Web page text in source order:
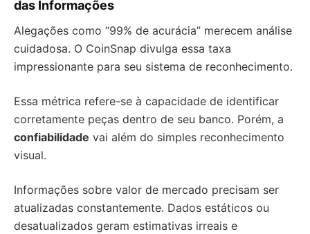
das Informações
Alegações como “99% de acurácia” merecem análise
cuidadosa. O CoinSnap divulga essa taxa
impressionante para seu sistema de reconhecimento.
Essa métrica refere-se à capacidade de identificar
corretamente peças dentro de seu banco. Porém, a
confiabilidade vai além do simples reconhecimento
visual.
Informações sobre valor de mercado precisam ser
atualizadas constantemente. Dados estáticos ou
desatualizados geram estimativas irreais e